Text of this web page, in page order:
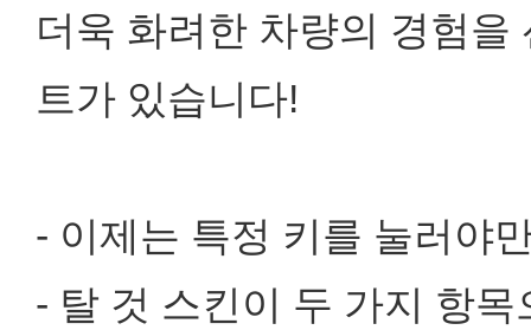
더욱 화려한 차량의 경험
트가 있습니다!
- 이제는 특정 키를 눌러야
- 탈 것 스킨이 두 가지 항